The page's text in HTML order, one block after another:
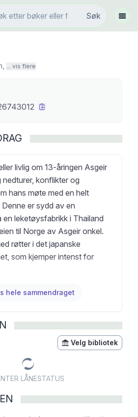
Søk
Søk
Vis
... vis flere
livlig om 13-åringen Asgeir
konflikter og
hans møte med en helt
er sydd av en
en leketøysfabrikk i Thailand
til Norge av Asgeir onkel.
røtter i det japanske
som kjemper intenst for
hele sammendraget
Velg bibliotek
LÅNESTATUS